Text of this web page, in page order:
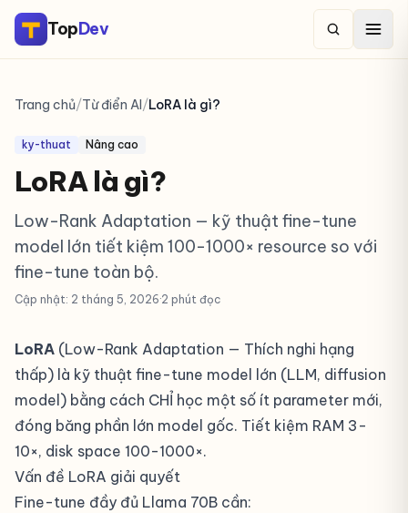
TopDev
Trang chủ/Từ điển AI/LoRA là gì?
ky-thuat Nâng cao
LoRA là gì?
Low-Rank Adaptation — kỹ thuật fine-tune
model lớn tiết kiệm 100-1000× resource so với
fine-tune toàn bộ.
Cập nhật: 2 tháng 5, 2026·2 phút đọc
LoRA (Low-Rank Adaptation — Thích nghi hạng
thấp) là kỹ thuật fine-tune model lớn (LLM, diffusion
model) bằng cách CHỈ học một số ít parameter mới,
đóng băng phần lớn model gốc. Tiết kiệm RAM 3-
10×, disk space 100-1000×.
Vấn đề LoRA giải quyết
Fine-tune đầy đủ Llama 70B cần: